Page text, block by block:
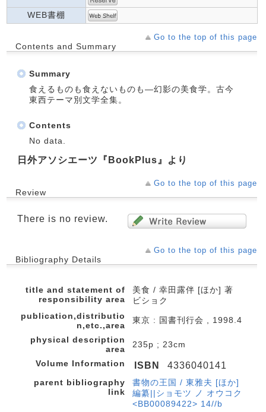
WEB書棚
Go to the top of this page
Contents and Summary
Summary
食えるものも食えないものも―幻影の美食学。古今
東西テーマ別文学全集。
Contents
No data.
日外アソシエーツ『BookPlus』より
Go to the top of this page
Review
There is no review.
Go to the top of this page
Bibliography Details
title and statement of
responsibility area
美食 / 幸田露伴 [ほか] 著
ビショク
publication,distributio
n,etc.,area
東京 : 国書刊行会 , 1998.4
physical description
area
235p ; 23cm
Volume Information
ISBN 4336040141
parent bibliography
link
書物の王国 / 東雅夫 [ほか]
編纂||ショモツ ノ オウコク
<BB00089422> 14//b